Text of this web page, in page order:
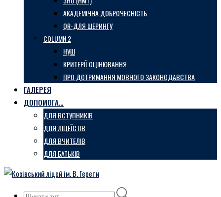
АКАДЕМІЧНА ДОБРОЧЕСНІСТЬ
QR-ДЛЯ ШЕРИНГУ
COLUMN 2
НУШ
КРИТЕРІЇ ОЦІНЮВАННЯ
ПРО ДОТРИМАННЯ МОВНОГО ЗАКОНОДАВСТВА
ГАЛЕРЕЯ
ДОПОМОГА…
ДЛЯ ВСТУПНИКІВ
ДЛЯ ЛІЦЕЇСТІВ
ДЛЯ ВЧИТЕЛІВ
ДЛЯ БАТЬКІВ